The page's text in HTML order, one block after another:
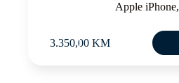
Apple iPhone,
3.350,00 KM